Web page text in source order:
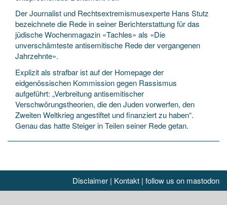
Der Journalist und Rechtsextremismusexperte Hans Stutz
bezeichnete die Rede in seiner Berichterstattung für das
jüdische Wochenmagazin «Tachles» als «Die
unverschämteste antisemitische Rede der vergangenen
Jahrzehnte».
Explizit als strafbar ist auf der Homepage der
eidgenössischen Kommission gegen Rassismus
aufgeführt: „Verbreitung antisemitischer
Verschwörungstheorien, die den Juden vorwerfen, den
Zweiten Weltkrieg angestiftet und finanziert zu haben“.
Genau das hatte Steiger in Teilen seiner Rede getan.
Disclaimer | Kontakt | follow us on mastodon